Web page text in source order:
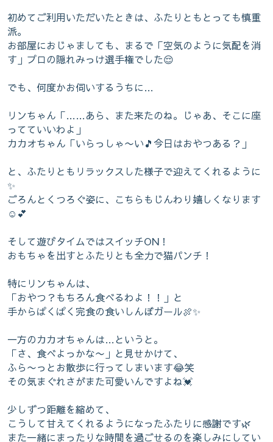
初めてご利用いただいたときは、ふたりともとっても慎重
派。
お部屋におじゃましても、まるで「空気のように気配を消
す」プロの隠れみっけ選手権でした😌
でも、何度かお伺いするうちに…
リンちゃん「……あら、また来たのね。じゃあ、そこに座
ってていいわよ」
カカオちゃん「いらっしゃ〜い🎵今日はおやつある？」
と、ふたりともリラックスした様子で迎えてくれるように
✨
ごろんとくつろぐ姿に、こちらもじんわり嬉しくなります
☺️💕
そして遊びタイムではスイッチON！
おもちゃを出すとふたりとも全力で猫パンチ！
特にリンちゃんは、
「おやつ？もちろん食べるわよ！！」と
手からぱくぱく完食の食いしんぼガール🍖✨
一方のカカオちゃんは…というと。
「さ、食べよっかな〜」と見せかけて、
ふら〜っとお散歩に行ってしまいます😂笑
その気まぐれさがまた可愛いんですよね💓
少しずつ距離を縮めて、
こうして甘えてくれるようになったふたりに感謝です🌿
また一緒にまったりな時間を過ごせるのを楽しみにしてい